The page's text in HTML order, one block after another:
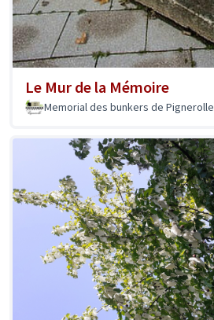
Le Mur de la Mémoire
Memorial des bunkers de Pignerolle